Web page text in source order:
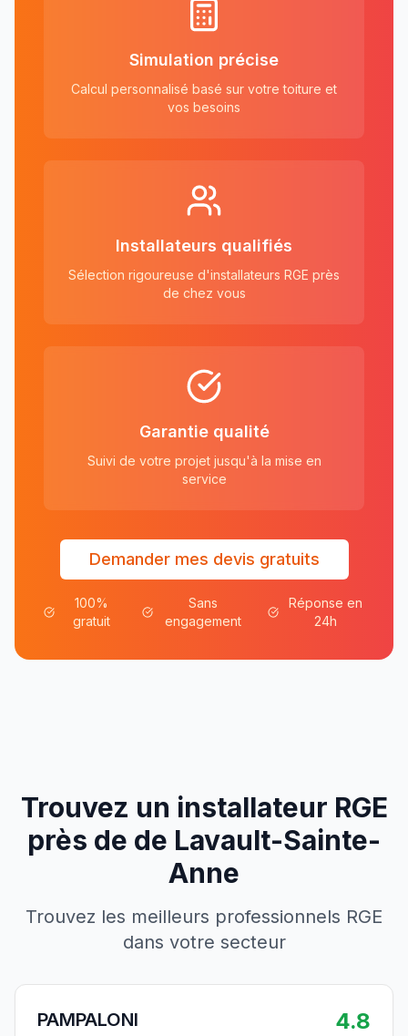
Simulation précise
Calcul personnalisé basé sur votre toiture et
vos besoins
Installateurs qualifiés
Sélection rigoureuse d'installateurs RGE près
de chez vous
Garantie qualité
Suivi de votre projet jusqu'à la mise en
service
Demander mes devis gratuits
100%
gratuit
Sans
engagement
Réponse en
24h
Trouvez un installateur RGE
près de de Lavault-Sainte-
Anne
Trouvez les meilleurs professionnels RGE
dans votre secteur
PAMPALONI 4.8